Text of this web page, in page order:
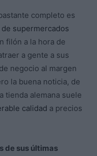
completo es
de supermercados
filón a la hora de
a gente a sus
negocio al margen
la buena noticia, de
tienda alemana suele
calidad a precios
de sus últimas